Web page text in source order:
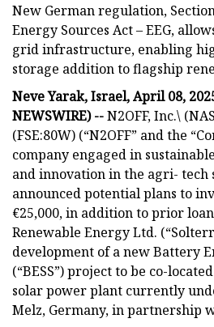
New German regulation,
Energy Sources Act – EEG,
grid infrastructure, enabling
storage addition to flagship
Neve Yarak, Israel, April 08,
NEWSWIRE) --N2OFF, Inc.\
(FSE:80W) (“N2OFF” and the
company engaged in
and innovation in the agri- tech
announced potential plans to
€25,000, in addition to prior
Renewable Energy Ltd.
development of a new Battery
(“BESS”) project to be co-
solar power plant currently
Melz, Germany, in partnership